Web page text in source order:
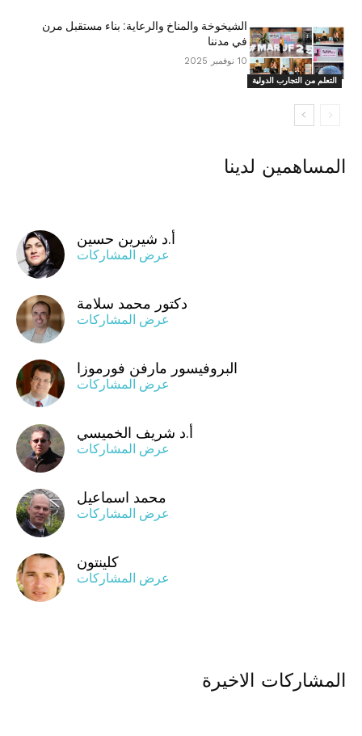
التعلم من التجارب الدولية
الشيخوخة والمناخ والرعاية: بناء مستقبل مرن
في مدننا
10 نوفمبر 2025
المساهمين لدينا
أ.د شيرين حسين
عرض المشاركات
دكتور محمد سلامة
عرض المشاركات
البروفيسور مارفن فورموزا
عرض المشاركات
أ.د شريف الخميسي
عرض المشاركات
محمد اسماعيل
عرض المشاركات
كلينتون
عرض المشاركات
المشاركات الاخيرة